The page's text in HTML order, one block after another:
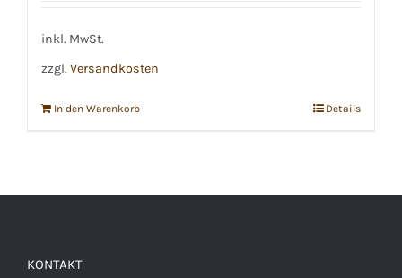
inkl. MwSt.
zzgl. Versandkosten
In den Warenkorb Details
KONTAKT